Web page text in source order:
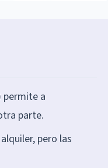
permite a
parte.
pero las